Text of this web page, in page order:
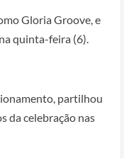
Gloria Groove, e
quinta-feira (6).
partilhou
da celebração nas